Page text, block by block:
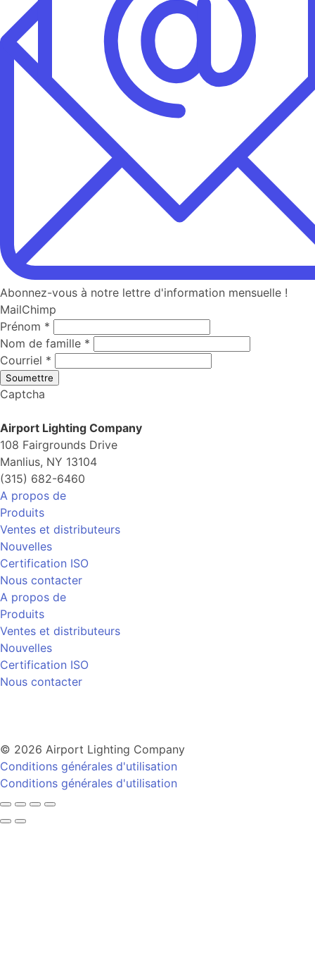
Abonnez-vous à notre lettre d'information mensuelle !
MailChimp
Prénom *
Nom de famille *
Courriel *
Soumettre
Captcha
Airport Lighting Company
108 Fairgrounds Drive
Manlius, NY 13104
(315) 682-6460
A propos de
Produits
Ventes et distributeurs
Nouvelles
Certification ISO
Nous contacter
A propos de
Produits
Ventes et distributeurs
Nouvelles
Certification ISO
Nous contacter
© 2026 Airport Lighting Company
Conditions générales d'utilisation
Conditions générales d'utilisation